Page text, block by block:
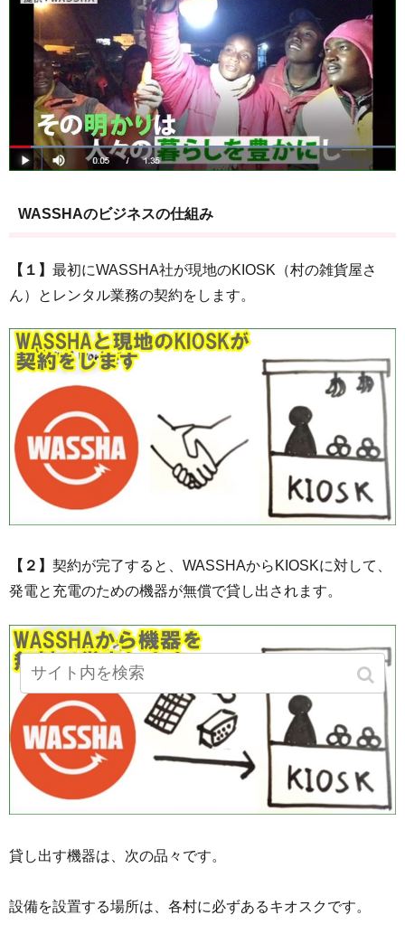
WASSHAのビジネスの仕組み
【１】 最初にWASSHA社が現地のKIOSK（村の雑貨屋さ
ん）とレンタル業務の契約をします。
【２】 契約が完了すると、WASSHAからKIOSKに対して、
発電と充電のための機器が無償で貸し出されます。
貸し出す機器は、次の品々です。
設備を設置する場所は、各村に必ずあるキオスクです。